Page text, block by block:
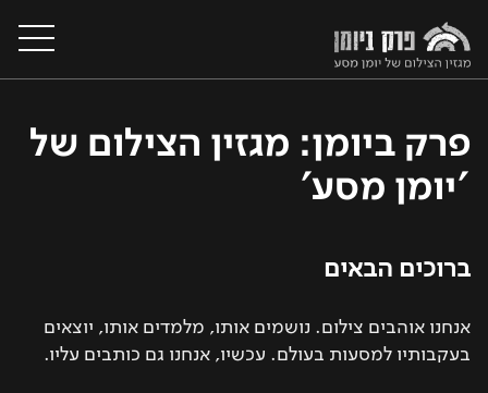
על המגזין
סדנאות צילום
פרק ביומן: מגזין הצילום של
'יומן מסע'
ברוכים הבאים
אנחנו אוהבים צילום. נושמים אותו, מלמדים אותו, יוצאים
בעקבותיו למסעות בעולם. עכשיו, אנחנו גם כותבים עליו.